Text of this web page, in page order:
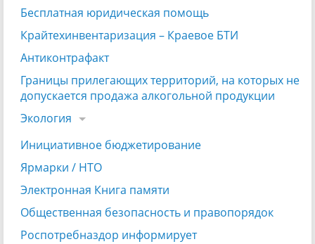
Бесплатная юридическая помощь
Крайтехинвентаризация – Краевое БТИ
Антиконтрафакт
Границы прилегающих территорий, на которых не
допускается продажа алкогольной продукции
Экология
Инициативное бюджетирование
Ярмарки / НТО
Электронная Книга памяти
Общественная безопасность и правопорядок
Роспотребназдор информирует